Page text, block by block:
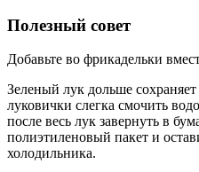
Полезный совет
Добавьте во фрикадельки
Зеленый лук дольше
луковички слегка смочить
после весь лук завернуть в
полиэтиленовый пакет и
холодильника.